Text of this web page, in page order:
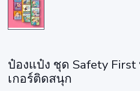
ป๋องแป๋ง ชุด Safety
เกอร์ติดสนุก